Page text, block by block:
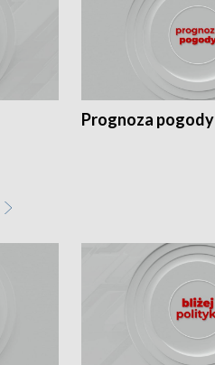
Prognoza pogody